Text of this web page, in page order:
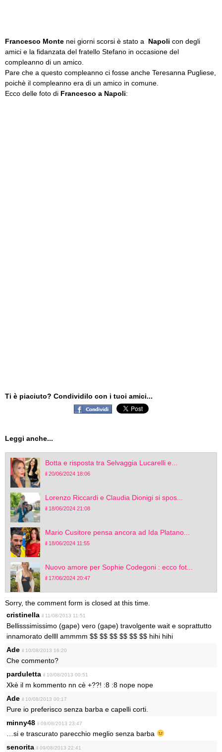
Francesco Monte nei giorni scorsi è stato a Napoli con degli
amici e la fidanzata del fratello Stefano in occasione del
compleanno di un amico.
Pare che a questo compleanno ci fosse anche Teresanna Pugliese,
poichè il compleanno era di un amico in comune.
Ecco delle foto di Francesco a Napoli:
Ti è piaciuto? Condividilo con i tuoi amici...
Leggi anche...
Botta e risposta tra Selvaggia Lucarelli e...
il 20/06/2024 18:06
Lorenzo Riccardi e Claudia Dionigi si spos...
il 18/06/2024 21:08
Mario Cusitore pensa ancora ad Ida Platano...
il 18/06/2024 11:55
Nuovo amore per Sophie Codegoni : ecco fot...
il 17/06/2024 20:47
Sorry, the comment form is closed at this time.
cristinella il 11/08/2013 11:51
Bellisssimissimo (gape) vero (gape) travolgente wait e soprattutto
innamorato dellll ammmm $$ $$ $$ $$ $$ $$ hihi hihi
Ade il 10/08/2013 16:20
Che commento?
parduletta il 10/08/2013 00:51
Xkè il m kommento nn cè +??! :8 :8 nope nope
Ade il 10/08/2013 00:17
Pure io preferisco senza barba e capelli corti.
minny48 il 09/08/2013 23:47
…si e trascurato parecchio meglio senza barba
senorita il 09/08/2013 22:41